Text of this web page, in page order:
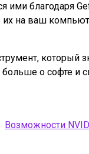
благодаря
на ваш
который
о софте и
Возможности